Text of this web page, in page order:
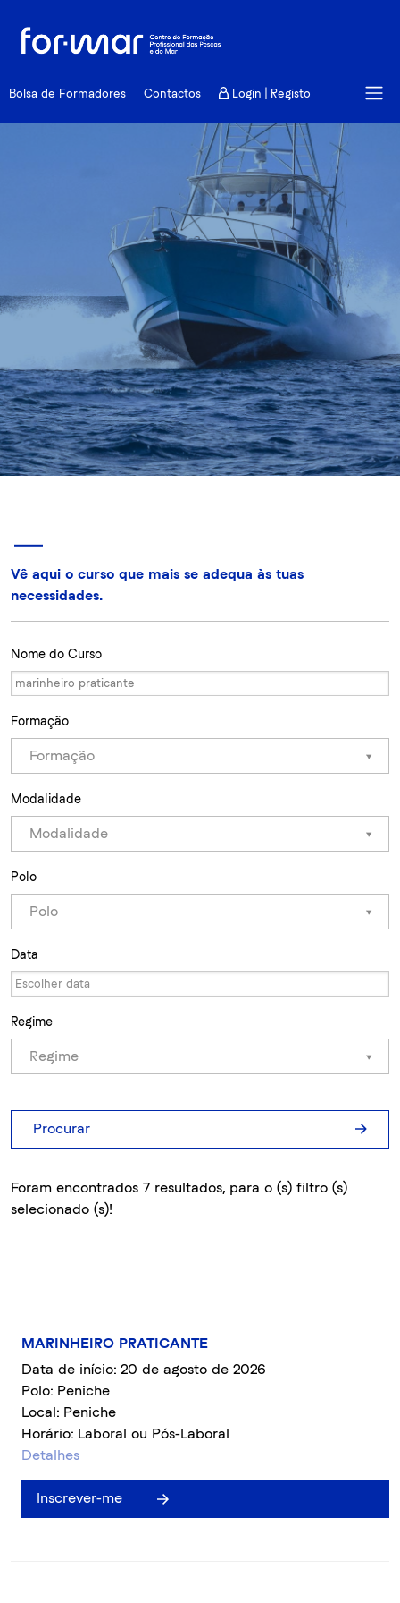
Bolsa de Formadores Contactos Login | Registo
Formação
Vê aqui o curso que mais se adequa às tuas
necessidades.
Nome do Curso
Formação
Formação
Modalidade
Modalidade
Polo
Polo
Data
Regime
Regime
Foram encontrados 7 resultados, para o (s) filtro (s)
selecionado (s)!
Procurar
MARINHEIRO PRATICANTE
Data de início: 20 de agosto de 2026
Polo: Peniche
Local: Peniche
Horário: Laboral ou Pós-Laboral
Detalhes
Inscrever-me